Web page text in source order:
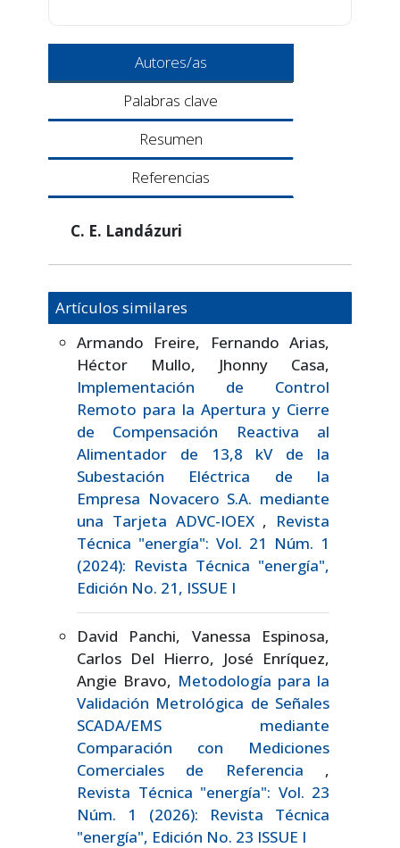
Autores/as
Palabras clave
Resumen
Referencias
C. E. Landázuri
Artículos similares
Armando Freire, Fernando Arias,
Héctor Mullo, Jhonny Casa,
Implementación de Control
Remoto para la Apertura y Cierre
de Compensación Reactiva al
Alimentador de 13,8 kV de la
Subestación Eléctrica de la
Empresa Novacero S.A. mediante
una Tarjeta ADVC-IOEX , Revista
Técnica "energía": Vol. 21 Núm. 1
(2024): Revista Técnica "energía",
Edición No. 21, ISSUE I
David Panchi, Vanessa Espinosa,
Carlos Del Hierro, José Enríquez,
Angie Bravo, Metodología para la
Validación Metrológica de Señales
SCADA/EMS mediante
Comparación con Mediciones
Comerciales de Referencia ,
Revista Técnica "energía": Vol. 23
Núm. 1 (2026): Revista Técnica
"energía", Edición No. 23 ISSUE I